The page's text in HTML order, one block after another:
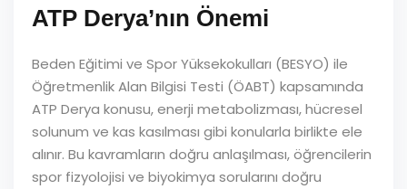
ATP Derya’nın Önemi
Beden Eğitimi ve Spor Yüksekokulları (BESYO) ile
Öğretmenlik Alan Bilgisi Testi (ÖABT) kapsamında
ATP Derya konusu, enerji metabolizması, hücresel
solunum ve kas kasılması gibi konularla birlikte ele
alınır. Bu kavramların doğru anlaşılması, öğrencilerin
spor fizyolojisi ve biyokimya sorularını doğru